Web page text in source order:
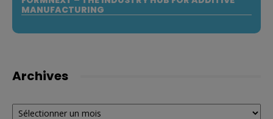
MANUFACTURING
Archives
Archives